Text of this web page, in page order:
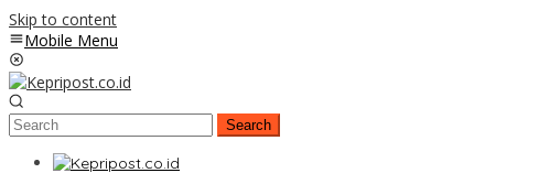
Skip to content
Mobile Menu
Search